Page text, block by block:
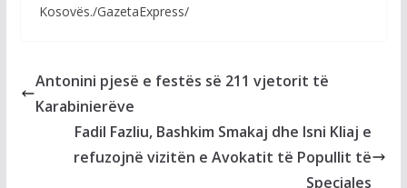
Kosovës./GazetaExpress/
Antonini pjesë e festës së 211 vjetorit të
Karabinierëve
Fadil Fazliu, Bashkim Smakaj dhe Isni Kliaj e
refuzojnë vizitën e Avokatit të Popullit të
Speciales